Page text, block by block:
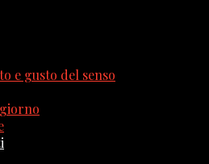
e gusto del senso